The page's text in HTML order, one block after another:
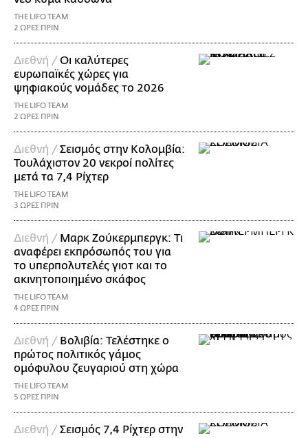
THE LIFO TEAM
2 ΩΡΕΣ ΠΡΙΝ
Διεθνή / Οι καλύτερες
ευρωπαϊκές χώρες για
ψηφιακούς νομάδες το 2026
THE LIFO TEAM
2 ΩΡΕΣ ΠΡΙΝ
Διεθνή / Σεισμός στην Κολομβία:
Τουλάχιστον 20 νεκροί πολίτες
μετά τα 7,4 Ρίχτερ
THE LIFO TEAM
3 ΩΡΕΣ ΠΡΙΝ
Διεθνή / Μαρκ Ζούκερμπεργκ: Τι
αναφέρει εκπρόσωπός του για
το υπερπολυτελές γιοτ και το
ακινητοποιημένο σκάφος
THE LIFO TEAM
4 ΩΡΕΣ ΠΡΙΝ
Διεθνή / Βολιβία: Τελέστηκε ο
πρώτος πολιτικός γάμος
ομόφυλου ζευγαριού στη χώρα
THE LIFO TEAM
5 ΩΡΕΣ ΠΡΙΝ
Διεθνή / Σεισμός 7,4 Ρίχτερ στην